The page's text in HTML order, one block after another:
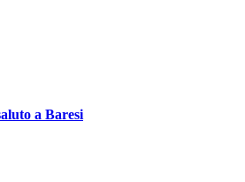
a Baresi